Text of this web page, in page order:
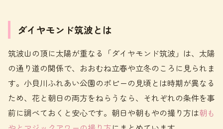
ダイヤモンド筑波とは
筑波山の頂に太陽が重なる「ダイヤモンド筑波」は、太陽
の通り道の関係で、おおむね立春や立冬のころに見られま
す。小貝川ふれあい公園のポピーの見頃とは時期が異なる
ため、花と朝日の両方をねらうなら、それぞれの条件を事
前に調べておくと安心です。朝日や朝もやの撮り方は朝も